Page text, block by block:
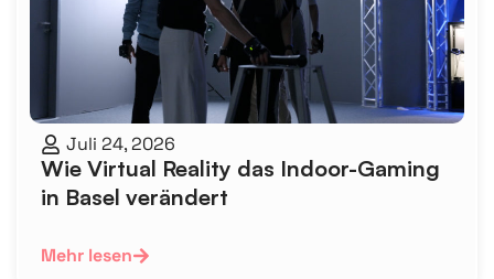
Juli 24, 2026
Wie Virtual Reality das Indoor-Gaming
in Basel verändert
Mehr lesen